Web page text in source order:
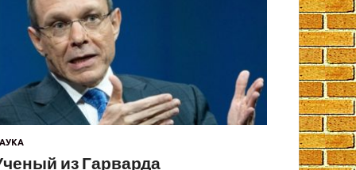
из Гарварда